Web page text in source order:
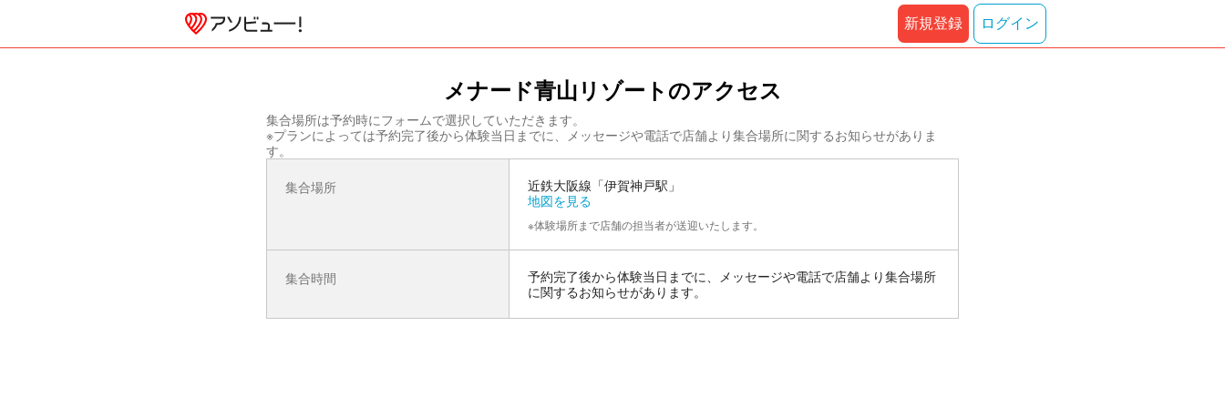
新規登録 ログイン
メナード青山リゾートのアクセス
集合場所は予約時にフォームで選択していただきます。
※プランによっては予約完了後から体験当日までに、メッセージや電話で店舗より集合場所に関するお知らせがありま
す。
集合場所
近鉄大阪線「伊賀神戸駅」
地図を見る
※体験場所まで店舗の担当者が送迎いたします。
集合時間
予約完了後から体験当日までに、メッセージや電話で店舗より集合場所
に関するお知らせがあります。